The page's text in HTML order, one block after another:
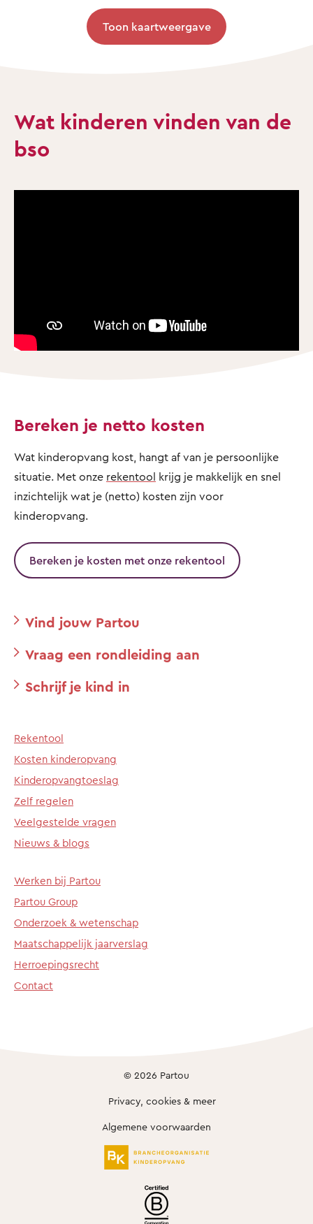
Toon kaartweergave
Wat kinderen vinden van de
bso
Bereken je netto kosten
Wat kinderopvang kost, hangt af van je persoonlijke
situatie. Met onze rekentool krijg je makkelijk en snel
inzichtelijk wat je (netto) kosten zijn voor
kinderopvang.
Bereken je kosten met onze rekentool
Vind jouw Partou
Vraag een rondleiding aan
Schrijf je kind in
Rekentool
Kosten kinderopvang
Kinderopvangtoeslag
Zelf regelen
Veelgestelde vragen
Nieuws & blogs
Werken bij Partou
Partou Group
Onderzoek & wetenschap
Maatschappelijk jaarverslag
Herroepingsrecht
Contact
© 2026 Partou
Privacy, cookies & meer
Algemene voorwaarden